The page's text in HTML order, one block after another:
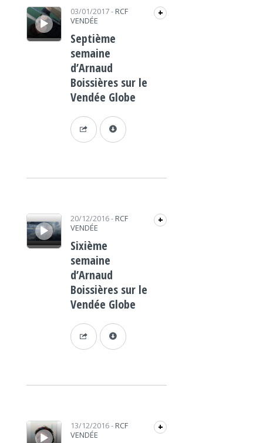
Lecteur audio 03/01/2017- RCF
VENDÉE
+
Septième
semaine
d’Arnaud
Boissières sur le
Vendée Globe
Lecteur audio 20/12/2016- RCF
VENDÉE
+
Sixième
semaine
d’Arnaud
Boissières sur le
Vendée Globe
Lecteur audio 13/12/2016- RCF
VENDÉE
+